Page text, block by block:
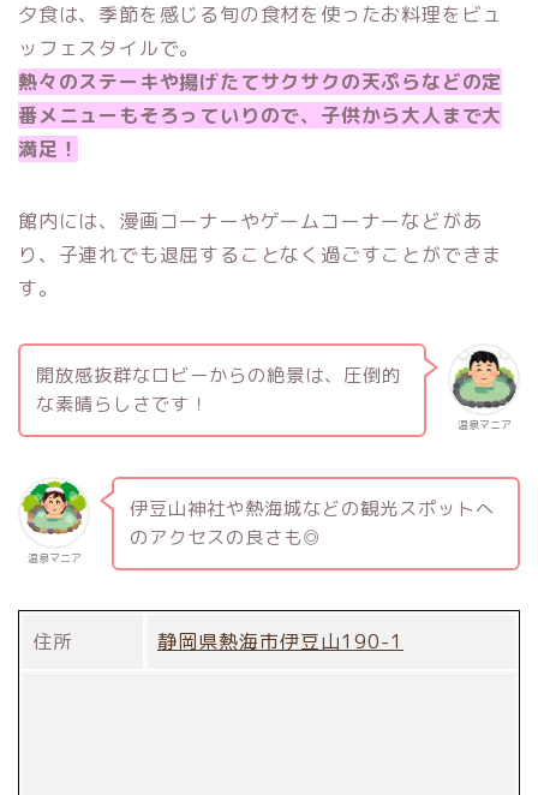
夕食は、季節を感じる旬の食材を使ったお料理をビュ
ッフェスタイルで。
熱々のステーキや揚げたてサクサクの天ぷらなどの定
番メニューもそろっていりので、子供から大人まで大
満足！
館内には、漫画コーナーやゲームコーナーなどがあ
り、子連れでも退屈することなく過ごすことができま
す。
温泉マニア
開放感抜群なロビーからの絶景は、圧倒的
な素晴らしさです！
温泉マニア
伊豆山神社や熱海城などの観光スポットへ
のアクセスの良さも◎
住所 静岡県熱海市伊豆山190-1